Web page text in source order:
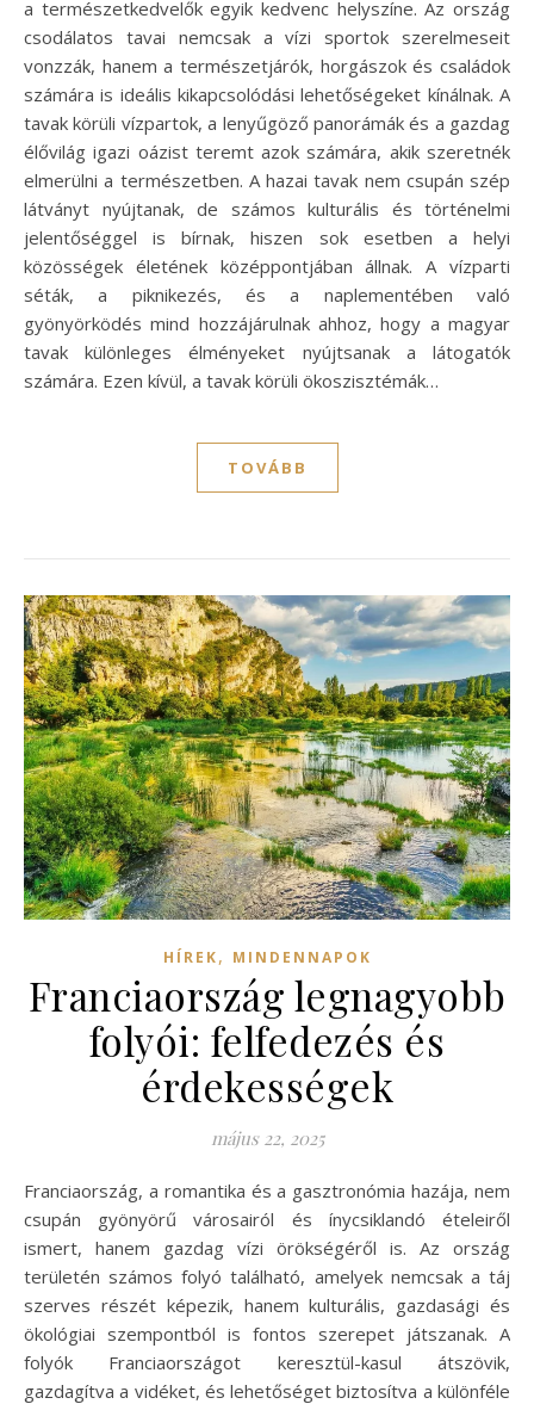
a természetkedvelők egyik kedvenc helyszíne. Az ország
csodálatos tavai nemcsak a vízi sportok szerelmeseit
vonzzák, hanem a természetjárók, horgászok és családok
számára is ideális kikapcsolódási lehetőségeket kínálnak. A
tavak körüli vízpartok, a lenyűgöző panorámák és a gazdag
élővilág igazi oázist teremt azok számára, akik szeretnék
elmerülni a természetben. A hazai tavak nem csupán szép
látványt nyújtanak, de számos kulturális és történelmi
jelentőséggel is bírnak, hiszen sok esetben a helyi
közösségek életének középpontjában állnak. A vízparti
séták, a piknikezés, és a naplementében való
gyönyörködés mind hozzájárulnak ahhoz, hogy a magyar
tavak különleges élményeket nyújtsanak a látogatók
számára. Ezen kívül, a tavak körüli ökoszisztémák…
TOVÁBB
HÍREK, MINDENNAPOK
Franciaország legnagyobb
folyói: felfedezés és
érdekességek
május 22, 2025
Franciaország, a romantika és a gasztronómia hazája, nem
csupán gyönyörű városairól és ínycsiklandó ételeiről
ismert, hanem gazdag vízi örökségéről is. Az ország
területén számos folyó található, amelyek nemcsak a táj
szerves részét képezik, hanem kulturális, gazdasági és
ökológiai szempontból is fontos szerepet játszanak. A
folyók Franciaországot keresztül-kasul átszövik,
gazdagítva a vidéket, és lehetőséget biztosítva a különféle